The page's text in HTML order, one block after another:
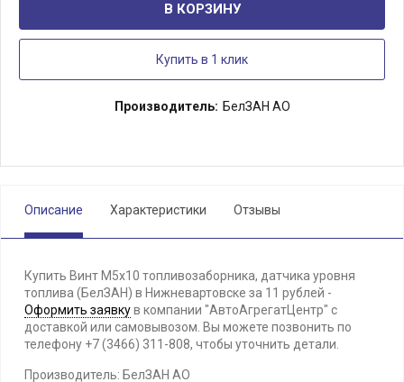
В КОРЗИНУ
Купить в 1 клик
Производитель: БелЗАН АО
Описание Характеристики Отзывы
Купить Винт М5х10 топливозаборника, датчика уровня
топлива (БелЗАН) в Нижневартовске за 11 рублей -
Оформить заявкув компании "АвтоАгрегатЦентр" с
доставкой или самовывозом. Вы можете позвонить по
телефону +7 (3466) 311-808, чтобы уточнить детали.
Производитель: БелЗАН АО